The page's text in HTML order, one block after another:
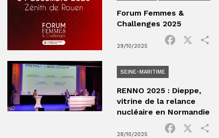
Forum Femmes &
Challenges 2025
29/10/2025
Facebook
SEINE-MARITIME
RENNO 2025 : Dieppe,
vitrine de la relance
nucléaire en Normandie
28/10/2025
Facebook